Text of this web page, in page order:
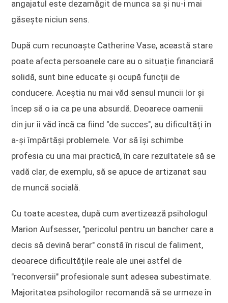
angajatul este dezamăgit de munca sa și nu-i mai
găsește niciun sens.
După cum recunoaște Catherine Vase, această stare
poate afecta persoanele care au o situație financiară
solidă, sunt bine educate și ocupă funcții de
conducere. Aceștia nu mai văd sensul muncii lor și
încep să o ia ca pe una absurdă. Deoarece oamenii
din jur îi văd încă ca fiind "de succes", au dificultăți în
a-și împărtăși problemele. Vor să își schimbe
profesia cu una mai practică, în care rezultatele să se
vadă clar, de exemplu, să se apuce de artizanat sau
de muncă socială.
Cu toate acestea, după cum avertizează psihologul
Marion Aufsesser, "pericolul pentru un bancher care a
decis să devină berar" constă în riscul de faliment,
deoarece dificultățile reale ale unei astfel de
"reconversii" profesionale sunt adesea subestimate.
Majoritatea psihologilor recomandă să se urmeze în